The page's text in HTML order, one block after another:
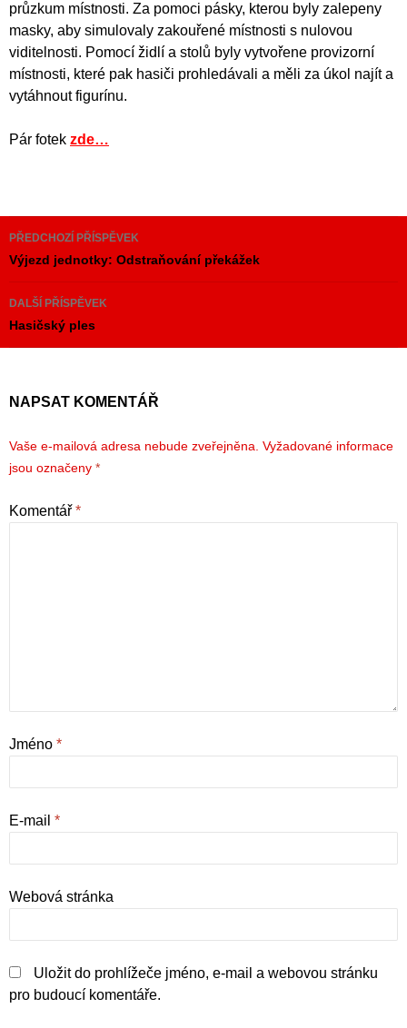
průzkum místnosti. Za pomoci pásky, kterou byly zalepeny
masky, aby simulovaly zakouřené místnosti s nulovou
viditelnosti. Pomocí židlí a stolů byly vytvořene provizorní
místnosti, které pak hasiči prohledávali a měli za úkol najít a
vytáhnout figurínu.
Pár fotek zde…
Navigace
pro
příspěvky
PŘEDCHOZÍ PŘÍSPĚVEK
Výjezd jednotky: Odstraňování překážek
DALŠÍ PŘÍSPĚVEK
Hasičský ples
NAPSAT KOMENTÁŘ
Vaše e-mailová adresa nebude zveřejněna. Vyžadované informace
jsou označeny *
Komentář *
Jméno *
E-mail *
Webová stránka
Uložit do prohlížeče jméno, e-mail a webovou stránku
pro budoucí komentáře.